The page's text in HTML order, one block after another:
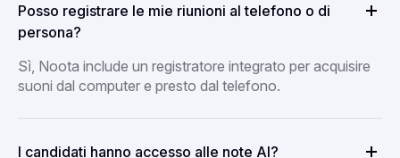
Posso registrare le mie riunioni al telefono o di
persona?
Sì, Noota include un registratore integrato per acquisire
suoni dal computer e presto dal telefono.
I candidati hanno accesso alle note AI?